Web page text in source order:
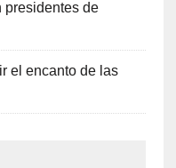
presidentes de
el encanto de las